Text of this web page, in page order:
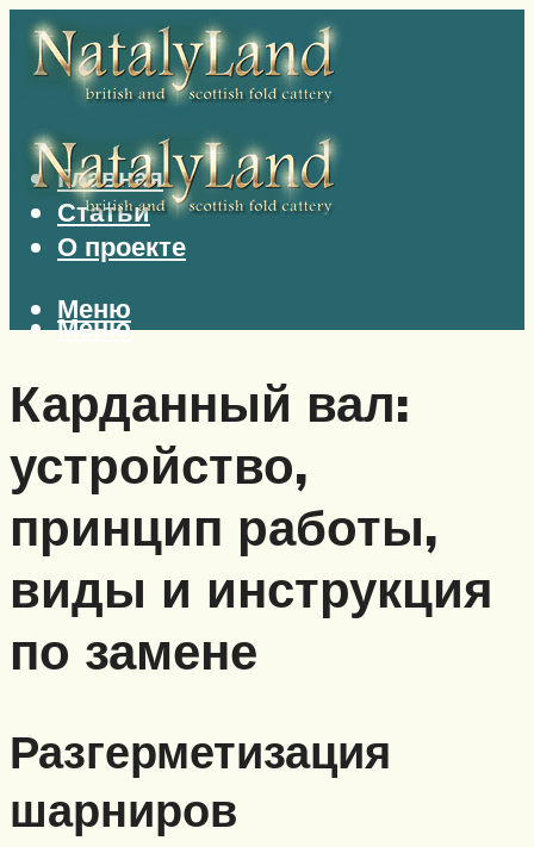
Главная
Статьи
О проекте
Меню
Меню
Карданный вал:
устройство,
принцип работы,
виды и инструкция
по замене
Разгерметизация
шарниров